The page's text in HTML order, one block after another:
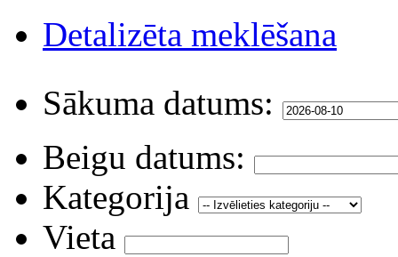
Detalizēta meklēšana
Sākuma datums:
Beigu datums:
Kategorija
Vieta